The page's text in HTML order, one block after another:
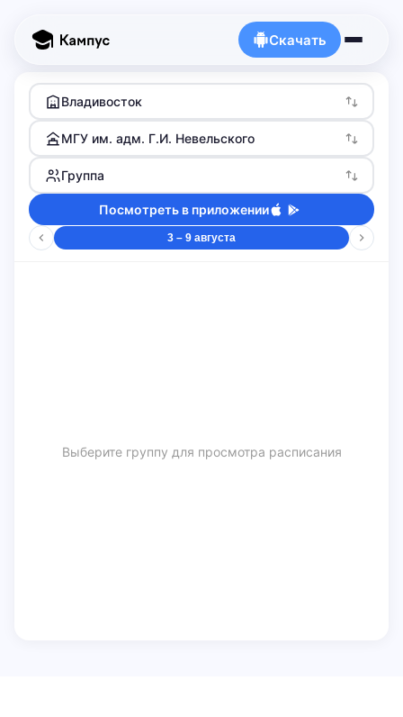
Скачать
Владивосток
МГУ им. адм. Г.И. Невельского
Группа
Посмотреть в приложении
3 – 9 августа
Выберите группу для просмотра расписания